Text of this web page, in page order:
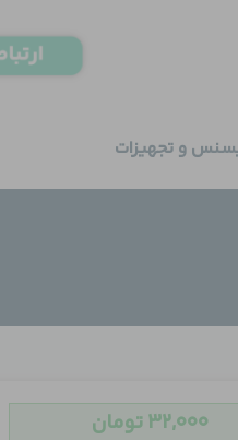
و تجهیزات
۳۲,۰۰۰تومان